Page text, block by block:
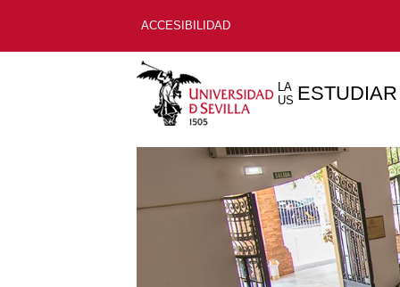
ACCESIBILIDAD
LA
US ESTUDIAR